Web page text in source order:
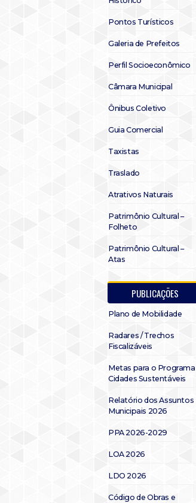
Pontos Turísticos
Galeria de Prefeitos
Perfil Socioeconômico
Câmara Municipal
Ônibus Coletivo
Guia Comercial
Taxistas
Traslado
Atrativos Naturais
Patrimônio Cultural –
Folheto
Patrimônio Cultural –
Atas
PUBLICAÇÕES
Plano de Mobilidade
Radares / Trechos
Fiscalizáveis
Metas para o Programa
Cidades Sustentáveis
Relatório dos Assuntos
Municipais 2026
PPA 2026-2029
LOA 2026
LDO 2026
Código de Obras e